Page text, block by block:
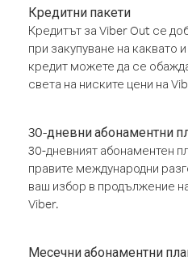
Кредитни пакети
Кредитът за Viber Out се
при закупуване на каквато
кредит можете да се
света на ниските цени на
30-дневни абонаментни
30-дневният абонаментен
правите международни
ваш избор в продължение
Viber.
Месечни абонаментни